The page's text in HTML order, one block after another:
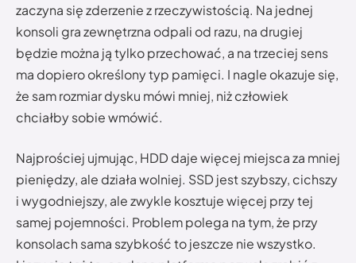
zaczyna się zderzenie z rzeczywistością. Na jednej
konsoli gra zewnętrzna odpali od razu, na drugiej
będzie można ją tylko przechować, a na trzeciej sens
ma dopiero określony typ pamięci. I nagle okazuje się,
że sam rozmiar dysku mówi mniej, niż człowiek
chciałby sobie wmówić.
Najprościej ujmując, HDD daje więcej miejsca za mniej
pieniędzy, ale działa wolniej. SSD jest szybszy, cichszy
i wygodniejszy, ale zwykle kosztuje więcej przy tej
samej pojemności. Problem polega na tym, że przy
konsolach sama szybkość to jeszcze nie wszystko.